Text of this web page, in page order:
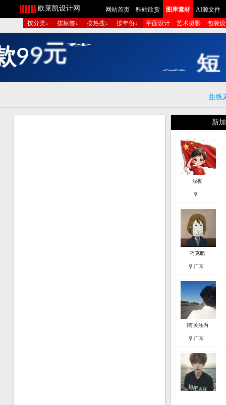
欧莱凯设计网 网站首页 酷站欣赏 图库素材
AI源文件
按分类↓
按标签↓ 按热搜↓ 按年份↓ 平面设计 艺术摄影 包装
99元秒 清
曲线
新
浅夜
巧克肥
广东
[有关注内
广东